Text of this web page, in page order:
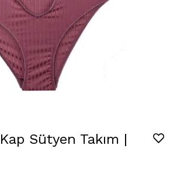
Sütyen Takım |